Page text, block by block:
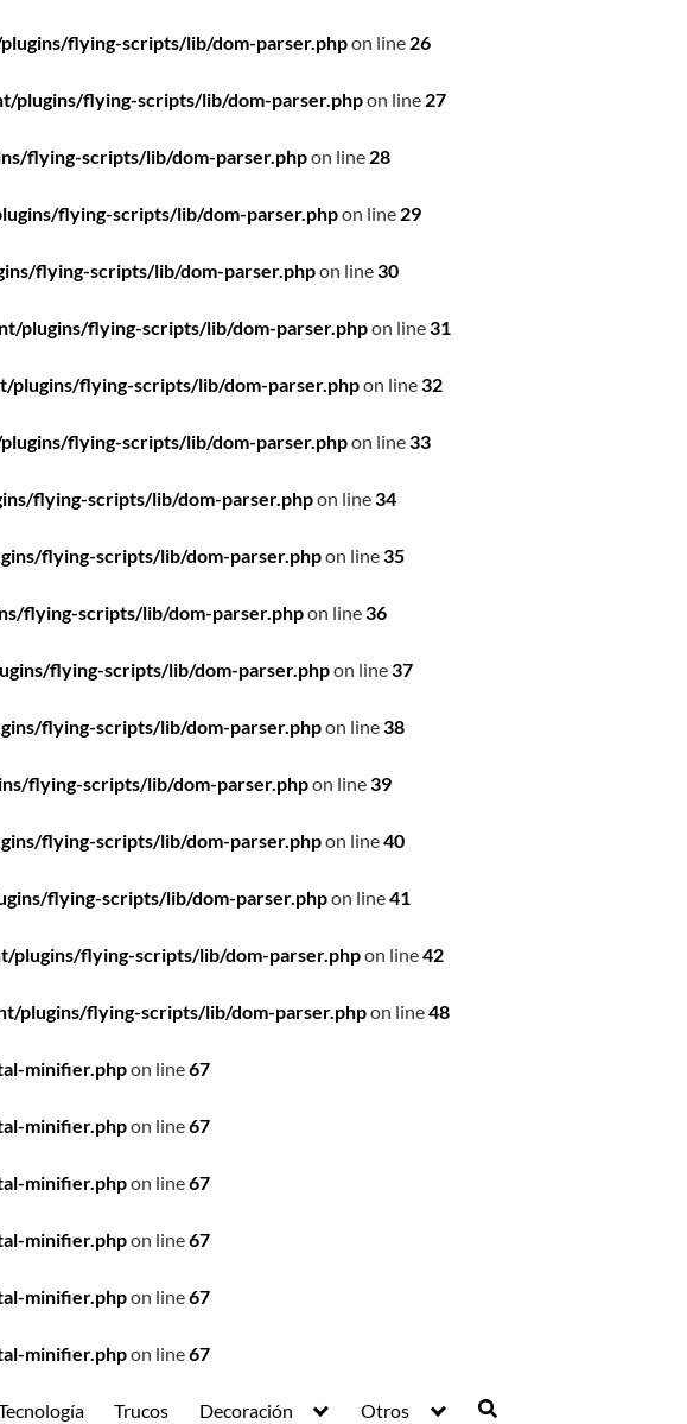
flying-scripts/lib/dom-parser.phpon line 26
flying-scripts/lib/dom-parser.phpon line 27
flying-scripts/lib/dom-parser.phpon line 28
flying-scripts/lib/dom-parser.phpon line 29
flying-scripts/lib/dom-parser.phpon line30
plugins/flying-scripts/lib/dom-parser.phpon line31
flying-scripts/lib/dom-parser.phpon line32
flying-scripts/lib/dom-parser.phpon line33
flying-scripts/lib/dom-parser.phpon line34
flying-scripts/lib/dom-parser.phpon line35
flying-scripts/lib/dom-parser.phpon line36
flying-scripts/lib/dom-parser.phpon line37
flying-scripts/lib/dom-parser.phpon line38
flying-scripts/lib/dom-parser.phpon line39
flying-scripts/lib/dom-parser.phpon line40
flying-scripts/lib/dom-parser.phpon line41
flying-scripts/lib/dom-parser.phpon line42
plugins/flying-scripts/lib/dom-parser.phpon line48
minifier.phpon line67
minifier.phpon line67
minifier.phpon line67
minifier.phpon line67
minifier.phpon line67
minifier.phpon line67
Trucos Decoración Otros